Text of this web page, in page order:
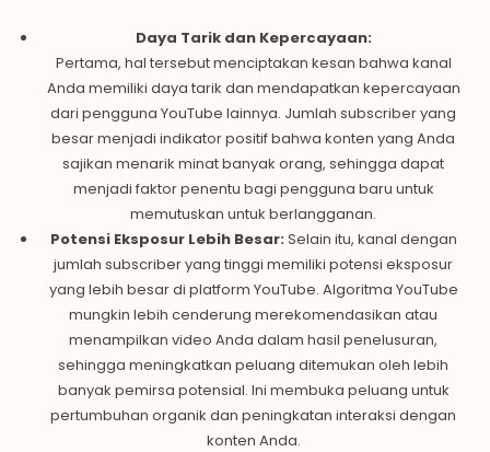
Daya Tarik dan Kepercayaan:
Pertama, hal tersebut menciptakan kesan bahwa kanal
Anda memiliki daya tarik dan mendapatkan kepercayaan
dari pengguna YouTube lainnya. Jumlah subscriber yang
besar menjadi indikator positif bahwa konten yang Anda
sajikan menarik minat banyak orang, sehingga dapat
menjadi faktor penentu bagi pengguna baru untuk
memutuskan untuk berlangganan.
Potensi Eksposur Lebih Besar:Selain itu, kanal dengan
jumlah subscriber yang tinggi memiliki potensi eksposur
yang lebih besar di platform YouTube. Algoritma YouTube
mungkin lebih cenderung merekomendasikan atau
menampilkan video Anda dalam hasil penelusuran,
sehingga meningkatkan peluang ditemukan oleh lebih
banyak pemirsa potensial. Ini membuka peluang untuk
pertumbuhan organik dan peningkatan interaksi dengan
konten Anda.